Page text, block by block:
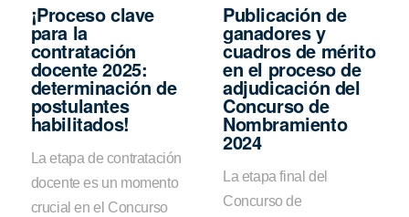
¡Proceso clave
para la
contratación
docente 2025:
determinación de
postulantes
habilitados!
La etapa de contratación
docente es un momento
crucial en el Concurso
Publicación de
ganadores y
cuadros de mérito
en el proceso de
adjudicación del
Concurso de
Nombramiento
2024
La etapa final del
Concurso de